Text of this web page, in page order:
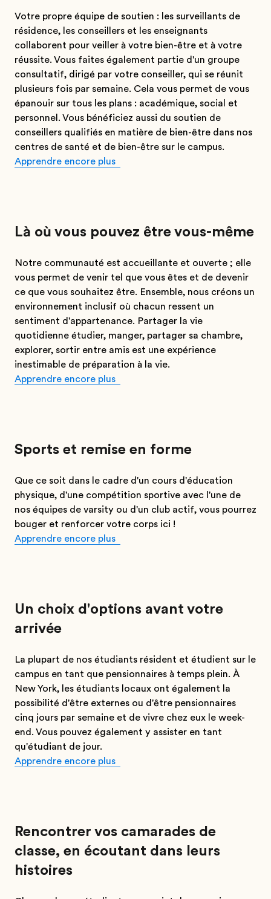
Votre propre équipe de soutien : les surveillants de
résidence, les conseillers et les enseignants
collaborent pour veiller à votre bien-être et à votre
réussite. Vous faites également partie d'un groupe
consultatif, dirigé par votre conseiller, qui se réunit
plusieurs fois par semaine. Cela vous permet de vous
épanouir sur tous les plans : académique, social et
personnel. Vous bénéficiez aussi du soutien de
conseillers qualifiés en matière de bien-être dans nos
centres de santé et de bien-être sur le campus.
Apprendre encore plus
Là où vous pouvez être vous-même
Notre communauté est accueillante et ouverte ; elle
vous permet de venir tel que vous êtes et de devenir
ce que vous souhaitez être. Ensemble, nous créons un
environnement inclusif où chacun ressent un
sentiment d'appartenance. Partager la vie
quotidienne étudier, manger, partager sa chambre,
explorer, sortir entre amis est une expérience
inestimable de préparation à la vie.
Apprendre encore plus
Sports et remise en forme
Que ce soit dans le cadre d'un cours d'éducation
physique, d'une compétition sportive avec l'une de
nos équipes de varsity ou d'un club actif, vous pourrez
bouger et renforcer votre corps ici !
Apprendre encore plus
Un choix d'options avant votre
arrivée
La plupart de nos étudiants résident et étudient sur le
campus en tant que pensionnaires à temps plein. À
New York, les étudiants locaux ont également la
possibilité d'être externes ou d'être pensionnaires
cinq jours par semaine et de vivre chez eux le week-
end. Vous pouvez également y assister en tant
qu'étudiant de jour.
Apprendre encore plus
Rencontrer vos camarades de
classe, en écoutant dans leurs
histoires